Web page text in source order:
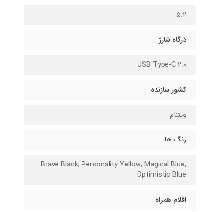
۵.۲
درگاه شارژ
USB Type-C 2.0
کشور سازنده
ویتنام
رنگ ها
Brave Black, Personality Yellow, Magical Blue,
Optimistic Blue
اقلام همراه